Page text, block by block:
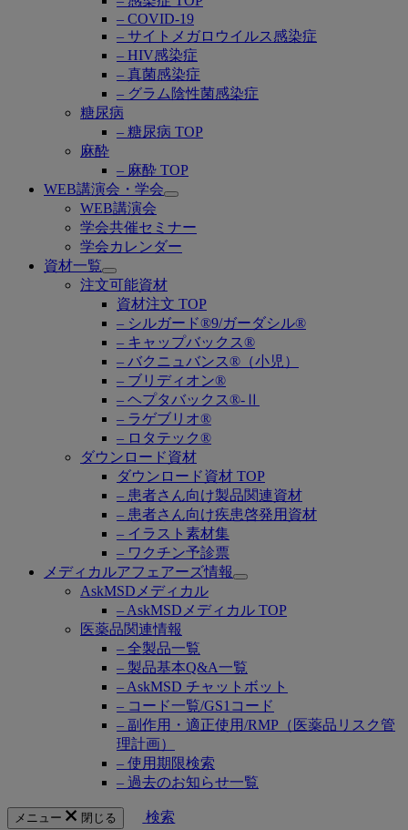
– COVID-19
– サイトメガロウイルス感染症
– HIV感染症
– 真菌感染症
– グラム陰性菌感染症
糖尿病
– 糖尿病 TOP
麻酔
– 麻酔 TOP
WEB講演会・学会
Open
WEB講演会
学会共催セミナー
学会カレンダー
資材一覧
Open
submenu
注文可能資材
資材注文 TOP
– シルガード®9/ガーダシル®
– キャップバックス®
– バクニュバンス®（小児）
– ブリディオン®
– ヘプタバックス®-Ⅱ
– ラゲブリオ®
– ロタテック®
ダウンロード資材
ダウンロード資材 TOP
– 患者さん向け製品関連資材
– 患者さん向け疾患啓発用資材
– イラスト素材集
– ワクチン予診票
メディカルアフェアーズ情報
Open
AskMSDメディカル
– AskMSDメディカル TOP
医薬品関連情報
– 全製品一覧
– 製品基本Q&A一覧
– AskMSD チャットボット
– コード一覧/GS1コード
– 副作用・適正使用/RMP（医薬品リスク管
理計画）
– 使用期限検索
– 過去のお知らせ一覧
メニュー 閉じる
検索